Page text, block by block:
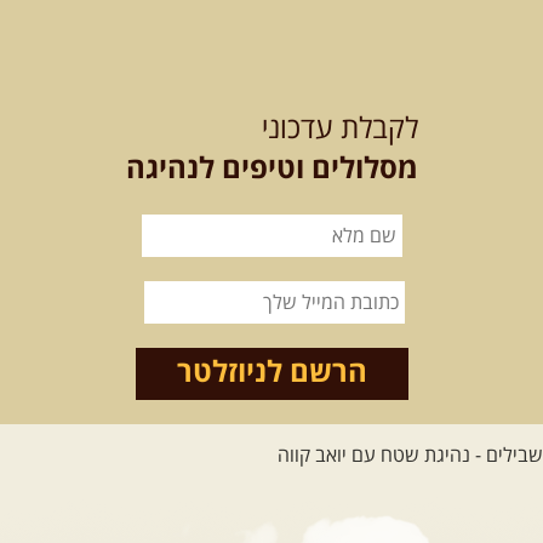
האם אתם מחפשים חוויה מיוחדת
בטבע? מחפשים חוויה שתעניק לכם ...
שישי- ממרומי
הגליל העליון למורדות הירדן
נצא מג'ש שבמורדות הר מירון, נמשיך
לאורך נחל דישון ונעצור ...[המשך]
לכל הטיולים
לקבלת עדכוני
מסלולים וטיפים לנהיגה
הרשם לניוזלטר